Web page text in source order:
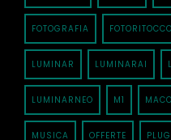
FOTOGRAFIA FOTORITOCCO
LUMINAR LUMINARAI
LUMINARNEO M1
MUSICA OFFERTE